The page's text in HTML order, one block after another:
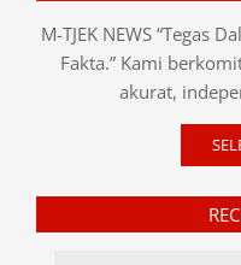
M-TJEK NEWS “Tegas
Fakta.” Kami
akurat,